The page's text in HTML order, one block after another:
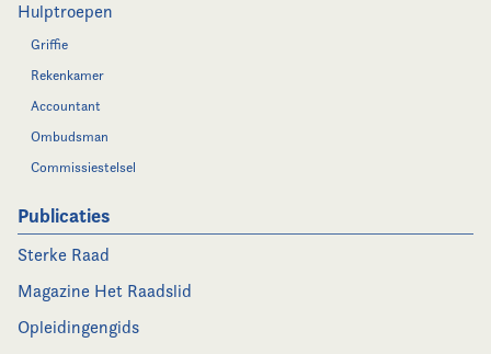
Hulptroepen
Griffie
Rekenkamer
Accountant
Ombudsman
Commissiestelsel
Publicaties
Sterke Raad
Magazine Het Raadslid
Opleidingengids